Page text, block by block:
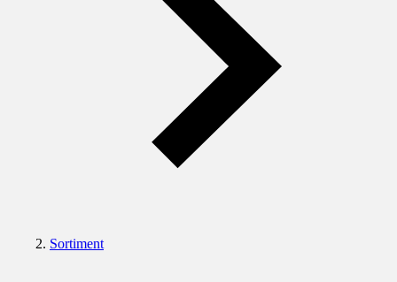
Sortiment